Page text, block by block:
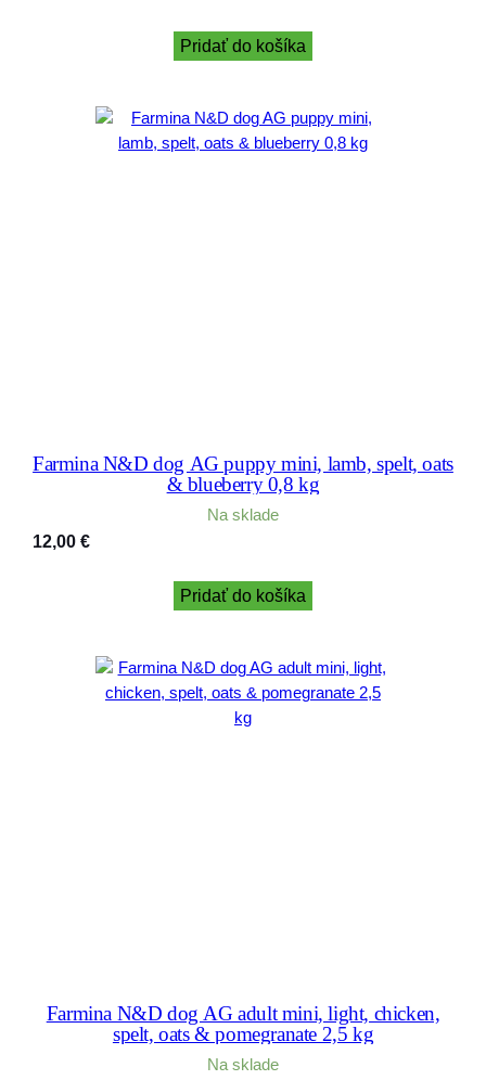
Pridať do košíka
Farmina N&D dog AG puppy mini, lamb, spelt, oats
& blueberry 0,8 kg
Na sklade
12,00 €
Pridať do košíka
Farmina N&D dog AG adult mini, light, chicken,
spelt, oats & pomegranate 2,5 kg
Na sklade